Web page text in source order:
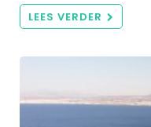
LEES VERDER